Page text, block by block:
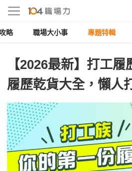
略 職場大小事 專題特輯
【2026最新】打工
履歷乾貨大全，懶人